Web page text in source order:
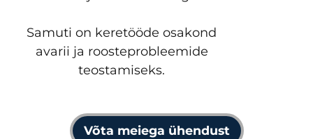
Samuti on keretööde osakond
avarii ja roosteprobleemide
teostamiseks.
Võta meiega ühendust